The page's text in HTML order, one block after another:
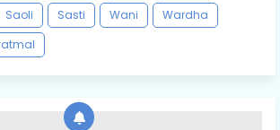
Saoli Sasti Wani
Wardha